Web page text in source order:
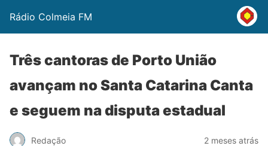
Rádio Colmeia FM
Três cantoras de Porto União
avançam no Santa Catarina Canta
e seguem na disputa estadual
Redação 2 meses atrás